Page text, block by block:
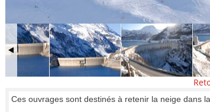
Ces ouvrages sont destinés à retenir la neige dans